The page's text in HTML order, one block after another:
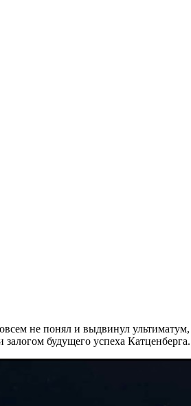
не понял и выдвинул
будущего успеха Катценберга.